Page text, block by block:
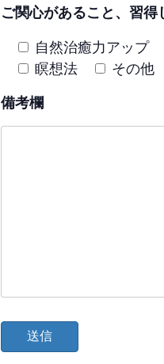
ご関心があること、習得
自然治癒力アップ
瞑想法
その他
備考欄